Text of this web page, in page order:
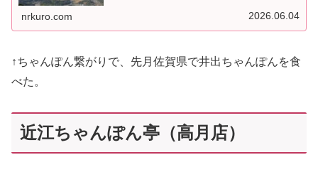
nrkuro.com 2026.06.04
↑ちゃんぽん繋がりで、先月佐賀県で井出ちゃんぽんを食
べた。
近江ちゃんぽん亭（高月店）